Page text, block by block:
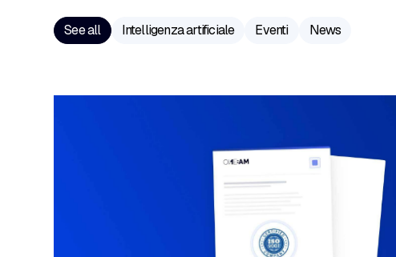
See all Intelligenza artificiale Eventi News